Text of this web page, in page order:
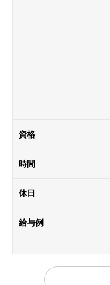
資格
時間
休日
給与例